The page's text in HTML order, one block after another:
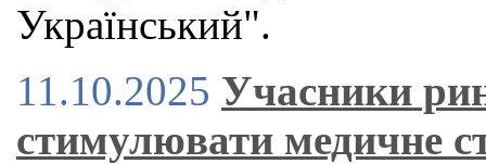
Український".
11.10.2025 Учасники
стимулювати медичне